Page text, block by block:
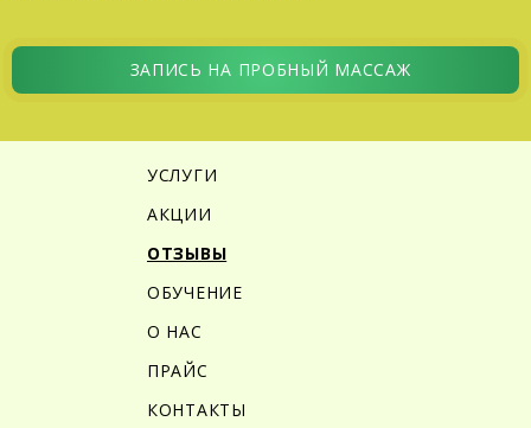
ЗАПИСЬ НА ПРОБНЫЙ МАССАЖ
УСЛУГИ
АКЦИИ
ОТЗЫВЫ
ОБУЧЕНИЕ
О НАС
ПРАЙС
КОНТАКТЫ